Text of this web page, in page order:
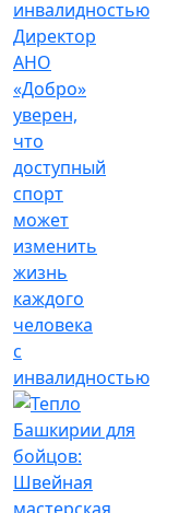
Директор
АНО
«Добро»
уверен,
что
доступный
спорт
может
изменить
жизнь
каждого
человека
с
инвалидностью